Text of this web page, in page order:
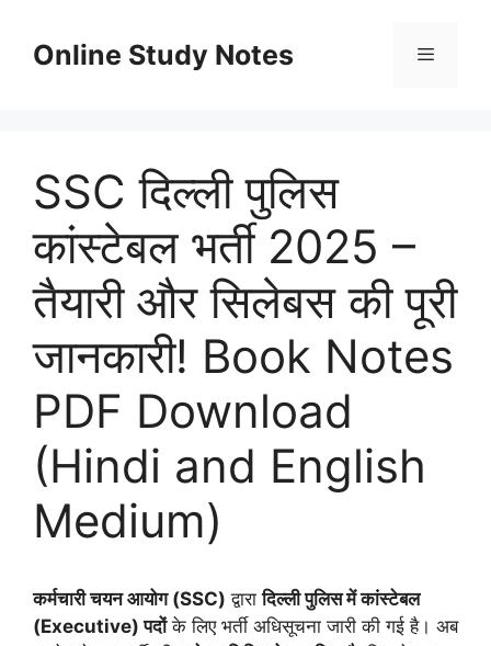
contentOnline Study Notes
SSC दिल्ली पुलिस
कांस्टेबल भर्ती 2025 –
तैयारी और सिलेबस की पूरी
जानकारी! Book Notes
PDF Download
(Hindi and English
Medium)
कर्मचारी चयन आयोग (SSC) द्वारादिल्ली पुलिस में कांस्टेबल
(Executive) पदोंके लिए भर्ती अधिसूचना जारी की गई है। अब